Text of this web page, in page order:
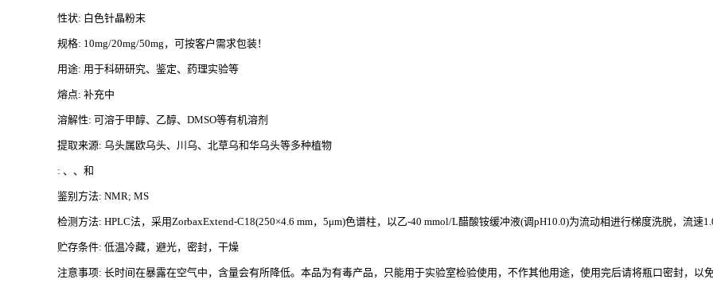
性状: 白色针晶粉末
规格: 10mg/20mg/50mg，可按客户需求包装！
用途: 用于科研研究、鉴定、药理实验等
熔点: 补充中
溶解性: 可溶于甲醇、乙醇、DMSO等有机溶剂
提取来源: 乌头属欧乌头、川乌、北草乌和华乌头等多种植物
: 、、和
鉴别方法: NMR; MS
检测方法: HPLC法，采用ZorbaxExtend-C18(250×4.6 mm，5μm)色谱柱，以乙-40 mmol/L醋酸铵缓冲液(调pH10.0)为流动相进行梯度洗脱，流速
贮存条件: 低温冷藏，避光，密封，干燥
注意事项: 长时间在暴露在空气中，含量会有所降低。本品为有毒产品，只能用于实验室检验使用，不作其他用途，使用完后请将瓶口密封，以